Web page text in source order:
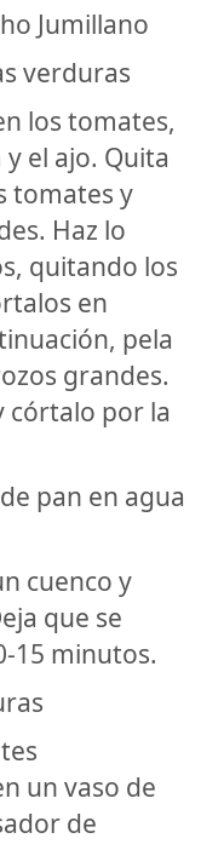
Jumillano
verduras
los tomates,
el ajo. Quita
tomates y
Haz lo
quitando los
en
pela
grandes.
córtalo por la
pan en agua
cuenco y
que se
15 minutos.
un vaso de
de